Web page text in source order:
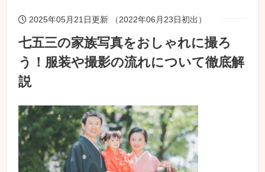
2025年05月21日更新 （2022年06月23日初出）
七五三の家族写真をおしゃれに撮ろ
う！服装や撮影の流れについて徹底解
説